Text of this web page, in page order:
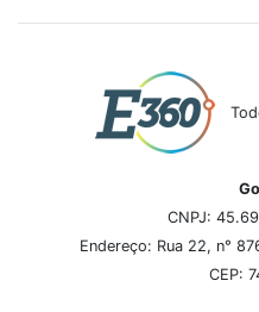
CNPJ:
Endereço: Rua 22, n°
CEP: